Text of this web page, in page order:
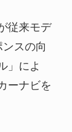
従来モデ
スの向
」によ
ーナビを